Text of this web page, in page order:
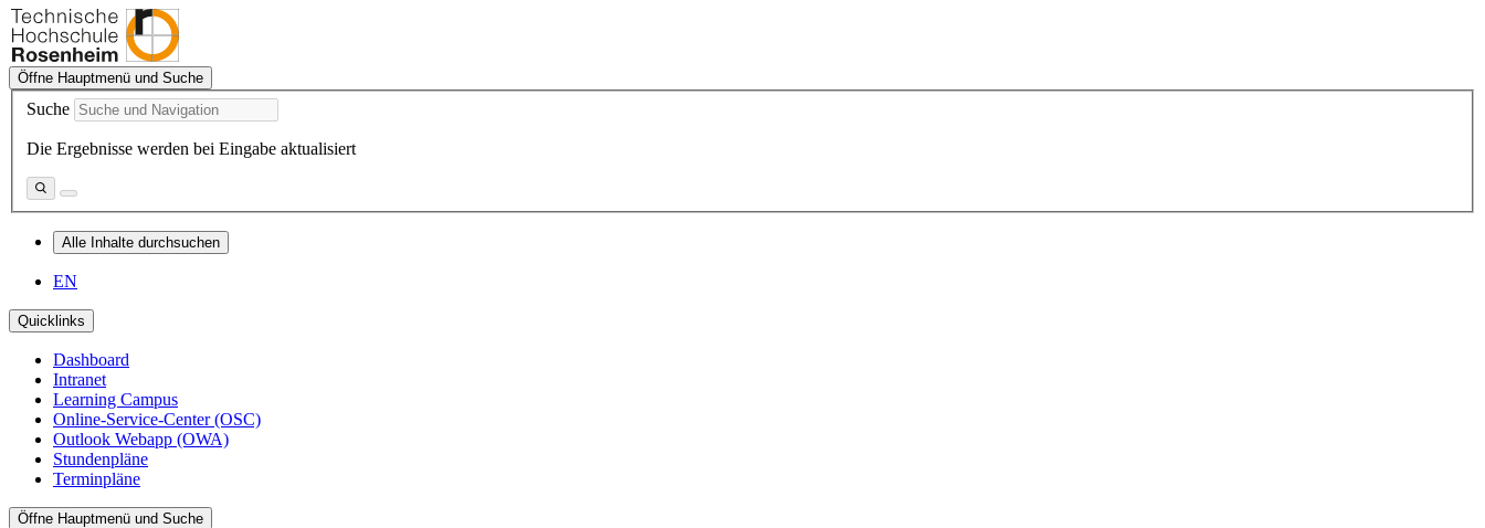
Öffne Hauptmenü und Suche
Suche
Die Ergebnisse werden bei Eingabe aktualisiert
Alle Inhalte durchsuchen
EN
Quicklinks
Dashboard
Intranet
Learning Campus
Online-Service-Center (OSC)
Outlook Webapp (OWA)
Stundenpläne
Terminpläne
Öffne Hauptmenü und Suche